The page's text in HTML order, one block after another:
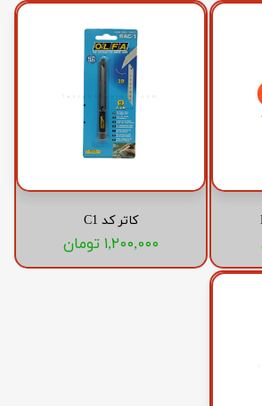
کاتر کد C1
۱,۲۰۰,۰۰۰ تومان